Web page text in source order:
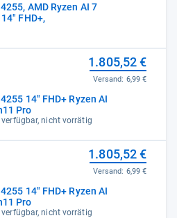
AMD Ryzen AI 7
FHD+,
14" FHD+ Ryzen AI
Pro
nicht vorrätig
1.805,52 €
Versand: 6,99 €
14" FHD+ Ryzen AI
Pro
nicht vorrätig
1.805,52 €
Versand: 6,99 €